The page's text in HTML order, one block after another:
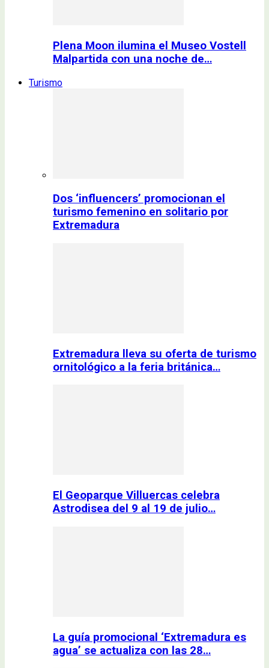
Plena Moon ilumina el Museo Vostell
Malpartida con una noche de…
Turismo
Dos ‘influencers’ promocionan el
turismo femenino en solitario por
Extremadura
Extremadura lleva su oferta de turismo
ornitológico a la feria británica…
El Geoparque Villuercas celebra
Astrodisea del 9 al 19 de julio…
La guía promocional ‘Extremadura es
agua’ se actualiza con las 28…